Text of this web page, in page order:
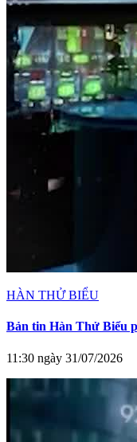
HÀN THỬ BIỂU
Bản tin Hàn Thử Biểu
11:30 ngày 31/07/2026